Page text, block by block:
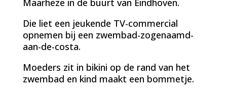
Die liet een jeukende TV-commercial
opnemen bij een zwembad-zogenaamd-
aan-de-costa.
Moeders zit in bikini op de rand van het
zwembad en kind maakt een bommetje.